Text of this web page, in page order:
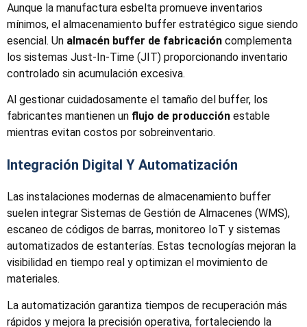
Aunque la manufactura esbelta promueve inventarios
mínimos, el almacenamiento buffer estratégico sigue siendo
esencial. Un almacén buffer de fabricación complementa
los sistemas Just-In-Time (JIT) proporcionando inventario
controlado sin acumulación excesiva.
Al gestionar cuidadosamente el tamaño del buffer, los
fabricantes mantienen un flujo de producción estable
mientras evitan costos por sobreinventario.
Integración Digital Y Automatización
Las instalaciones modernas de almacenamiento buffer
suelen integrar Sistemas de Gestión de Almacenes (WMS),
escaneo de códigos de barras, monitoreo IoT y sistemas
automatizados de estanterías. Estas tecnologías mejoran la
visibilidad en tiempo real y optimizan el movimiento de
materiales.
La automatización garantiza tiempos de recuperación más
rápidos y mejora la precisión operativa, fortaleciendo la